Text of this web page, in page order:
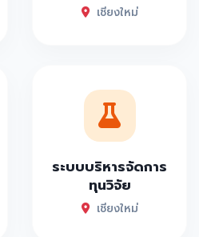
เชียงใหม่
ระบบบริหารจัดการ
ทุนวิจัย
เชียงใหม่